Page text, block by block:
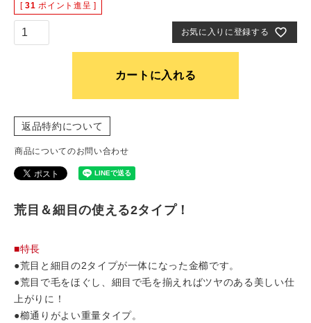
[ 31 ポイント進呈 ]
お気に入りに登録する
カートに入れる
返品特約について
商品についてのお問い合わせ
荒目＆細目の使える2タイプ！
■特長
●荒目と細目の2タイプが一体になった金櫛です。
●荒目で毛をほぐし、細目で毛を揃えればツヤのある美しい仕
上がりに！
●櫛通りがよい重量タイプ。